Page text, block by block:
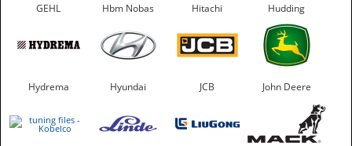
GEHL Hbm Nobas Hitachi Hudding
Hydrema Hyundai JCB John Deere